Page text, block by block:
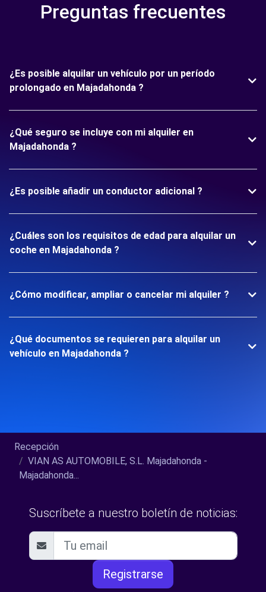
Preguntas frecuentes
¿Es posible alquilar un vehículo por un período
prolongado en Majadahonda ?
¿Qué seguro se incluye con mi alquiler en
Majadahonda ?
¿Es posible añadir un conductor adicional ?
¿Cuáles son los requisitos de edad para alquilar un
coche en Majadahonda ?
¿Cómo modificar, ampliar o cancelar mi alquiler ?
¿Qué documentos se requieren para alquilar un
vehículo en Majadahonda ?
Recepción
VIAN AS AUTOMOBILE, S.L. Majadahonda -
Majadahonda...
Suscríbete a nuestro boletín de noticias:
Registrarse